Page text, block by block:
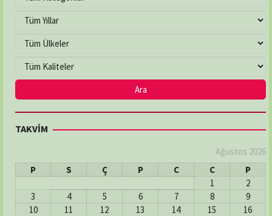
TAKVİM
Ağustos 2026
P
S Ç P C C
P
1
2
3
4 5 6 7 8
9
10
11 12 13 14 15
16